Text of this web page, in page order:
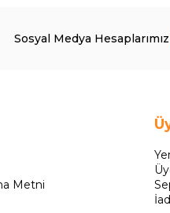
Sosyal Medya Hesaplarımız
Metni